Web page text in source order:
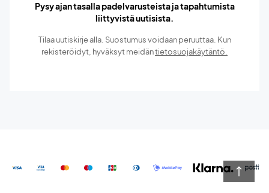
Pysy ajan tasalla padelvarusteista ja tapahtumista
liittyvistä uutisista.
Tilaa uutiskirje alla. Suostumus voidaan peruuttaa. Kun
rekisteröidyt, hyväksyt meidäntietosuojakäytäntö.